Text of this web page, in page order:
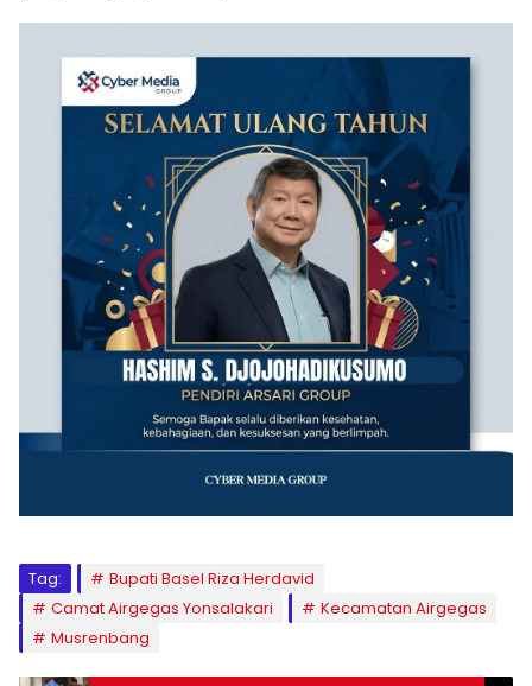
Tag:
Bupati Basel Riza Herdavid
Camat Airgegas Yonsalakari
Kecamatan Airgegas
Musrenbang